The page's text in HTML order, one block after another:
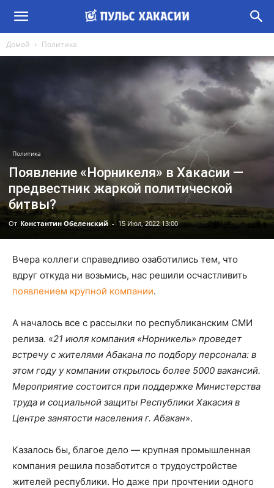
Домой Политика
Политика
Появление «Норникеля» в Хакасии —
предвестник жаркой политической
битвы?
От Константин Обеленский - 15 Июл, 2022 13:00
Вчера коллеги справедливо озаботились тем, что
вдруг откуда ни возьмись, нас решили осчастливить
появлением крупной компании.
А началось все с рассылки по республиканским СМИ
релиза. «21 июля компания «Норникель» проведет
встречу с жителями Абакана по подбору персонала: в
этом году у компании открылось более 5000 вакансий.
Мероприятие состоится при поддержке Министерства
труда и социальной защиты Республики Хакасия в
Центре занятости населения г. Абакан».
Казалось бы, благое дело — крупная промышленная
компания решила позаботится о трудоустройстве
жителей республики. Но даже при прочтении одного